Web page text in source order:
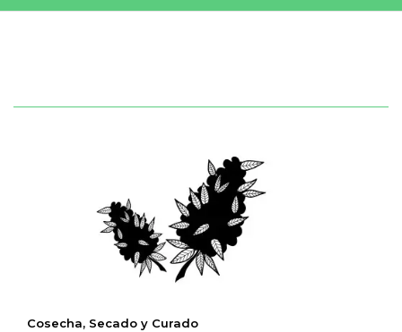
Cosecha, Secado y Curado